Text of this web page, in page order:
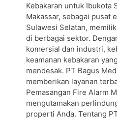
Kebakaran untuk Ibukota
Makassar, sebagai pusat
Sulawesi Selatan,
di berbagai sektor.
komersial dan industri,
keamanan kebakaran
mendesak. PT Bagus
memberikan layanan
Pemasangan Fire Alarm
mengutamakan
properti Anda. Tentang